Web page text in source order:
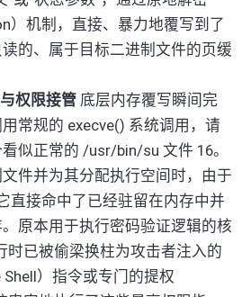
）机制，直接、暴力地覆写到了
的、属于目标二进制文件的页缓
权限接管 底层内存覆写瞬间完
常规的 execve() 系统调用，请
似正常的 /usr/bin/su 文件 16。
件并为其分配执行空间时，由于
直接命中了已经驻留在内存中并
原本用于执行密码验证逻辑的核
时已被偷梁换柱为攻击者注入的
Shell）指令或专门的提权